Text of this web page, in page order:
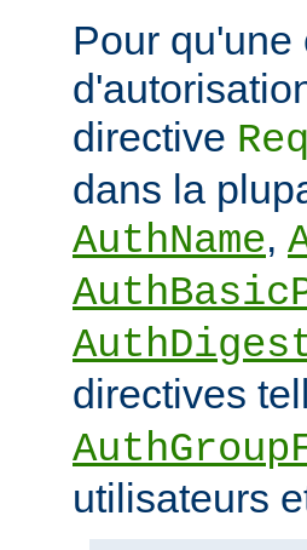
Pour
directive
dans la
AuthName,
directives
utilisateurs